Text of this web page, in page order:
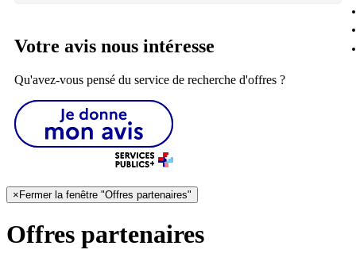
Votre avis nous intéresse
Qu'avez-vous pensé du service de recherche d'offres ?
× Fermer la fenêtre "Offres partenaires"
Offres partenaires